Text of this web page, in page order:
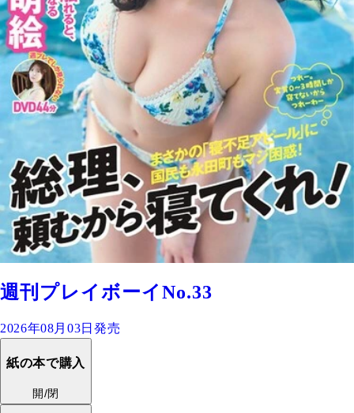
週刊プレイボーイNo.33
2026年08月03日発売
紙の本で購入
開/閉